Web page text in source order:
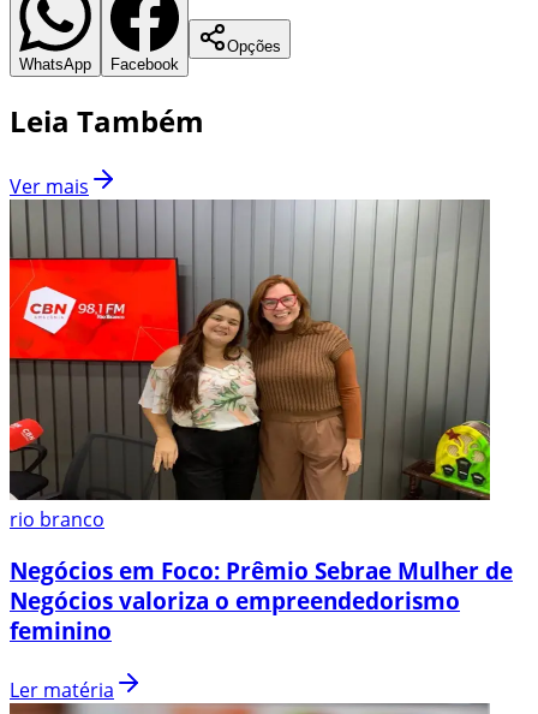
WhatsApp Facebook
Opções
Leia Também
Ver mais
rio branco
Negócios em Foco: Prêmio Sebrae Mulher de
Negócios valoriza o empreendedorismo
feminino
Ler matéria